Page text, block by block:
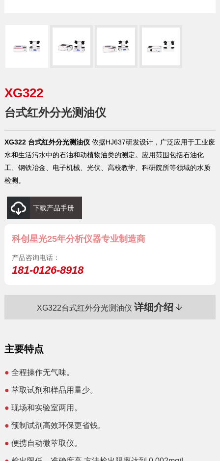
XG322
台式红外分光测油仪
XG322 台式红外分光测油仪依据HJ637研发设计，广泛应用于工业废
水和生活污水中的石油和动植物油类的测定。应用范围包括石油化
工、钢铁冶金、电子机械、光伏、高校教学、科研院所等领域的水质
检测。
下载产品手册
科创星光25年分析仪器专业制造商
产品咨询电话：
181-0126-8918
XG322台式红外分光测油仪 详细介绍
主要特点
● 全程操作无气味。
● 萃取试剂和样品用量少。
● 现场和实验室两用。
● 预制试剂高效环保更省钱。
● 便携自动微萃取仪。